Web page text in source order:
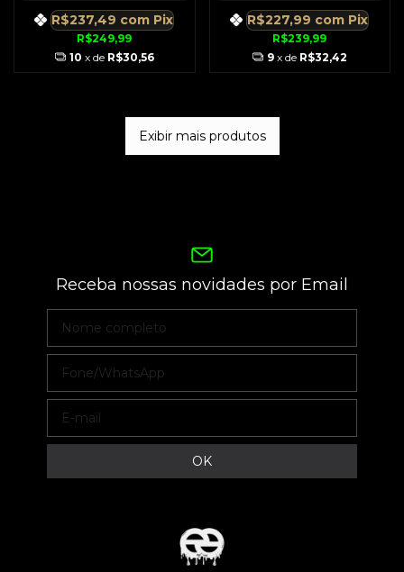
R$249,99
R$237,49 com Pix
10 x de R$30,56
R$239,99
R$227,99 com Pix
9 x de R$32,42
Exibir mais produtos
Receba nossas novidades por Email